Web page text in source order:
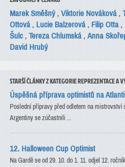
Marek Směšný,Viktorie Nováková,
Ottová, Lucie Balzerová, Filip Otta,
Šulc, Tereza Chlumská , Anna
David Hrubý
STARŠÍ ČLÁNKY Z KATEGORIE REPREZENTACE A
Úspěšná příprava optimistů na
Poslední přípravy před odletem na mistrovství
Argentiny se zúčastnili ...
12. Halloween Cup Optimist
Na Gardě se od 29. 10. do 1. 11. odjel 12.